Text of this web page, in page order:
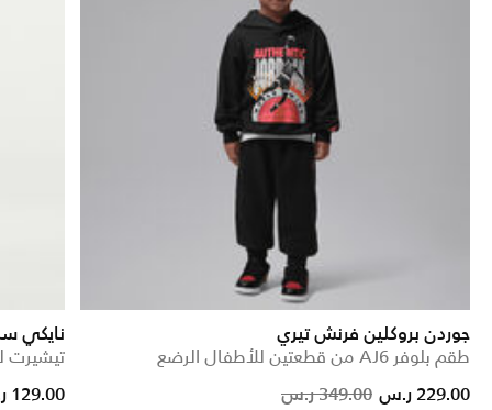
جوردن بروكلين فرنش تيري
طقم بلوفر AJ6 من قطعتين للأطفال الرضع
Price reduced from
349.00 ر.س
to 229.00 ر.س
نايكي
تيشيرت
Price reduced from
to
129.00 ر.س